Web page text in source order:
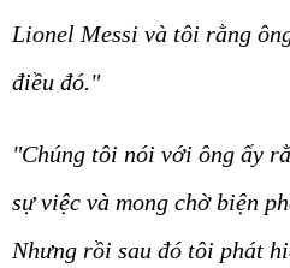
Lionel Messi và tôi rằng
điều đó."
"Chúng tôi nói với ông ấy
sự việc và mong chờ biện
Nhưng rồi sau đó tôi phát